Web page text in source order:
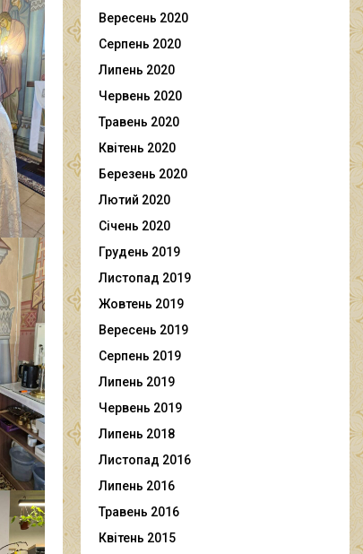
Вересень 2020
Серпень 2020
Липень 2020
Червень 2020
Травень 2020
Квітень 2020
Березень 2020
Лютий 2020
Січень 2020
Грудень 2019
Листопад 2019
Жовтень 2019
Вересень 2019
Серпень 2019
Липень 2019
Червень 2019
Липень 2018
Листопад 2016
Липень 2016
Травень 2016
Квітень 2015